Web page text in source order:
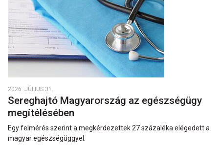
2026. JÚLIUS 31.
Sereghajtó Magyarország az egészségügy
megítélésében
Egy felmérés szerint a megkérdezettek 27 százaléka elégedett a
magyar egészségüggyel.